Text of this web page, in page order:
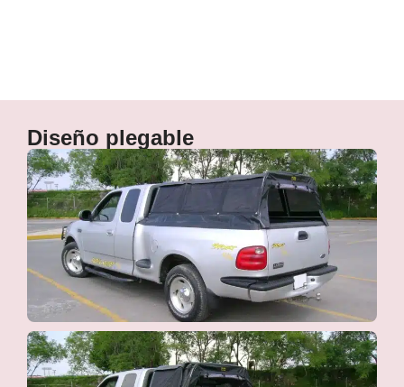
Diseño plegable